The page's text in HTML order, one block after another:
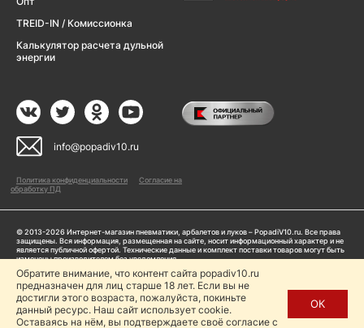
TREID-IN / Комиссионка
Калькулятор расчета дульной
энергии
info@popadiv10.ru
Политика конфиденциальности
Согласие на
обработку ПД
© 2013-2026 Интернет-магазин пневматики, арбалетов и луков – PopadiV10.ru. Все права
защищены. Вся информация, размещенная на сайте, носит информационный характер и не
является публичной офертой. Технические данные и комплект поставки товаров могут быть
изменены производителем без уведомления
Пользуясь сайтом Popadiv10.ru, пользователь автоматически соглашается с условиями,
прописанными в
Политике конфиденциальности
Копирование любой информации (тексты, фото, видео и др.) с сайта Popadiv10 запрещено,
за исключением наличия письменного согласия администрации сайта Popadiv10.
Обратите внимание, что контент сайта popadiv10.ru
предназначен для лиц старше 18 лет. Если вы не
достигли этого возраста, пожалуйста, покиньте
данный ресурс. Наш сайт использует cookie.
Оставаясь на нём, вы подтверждаете своё согласие с
ОК